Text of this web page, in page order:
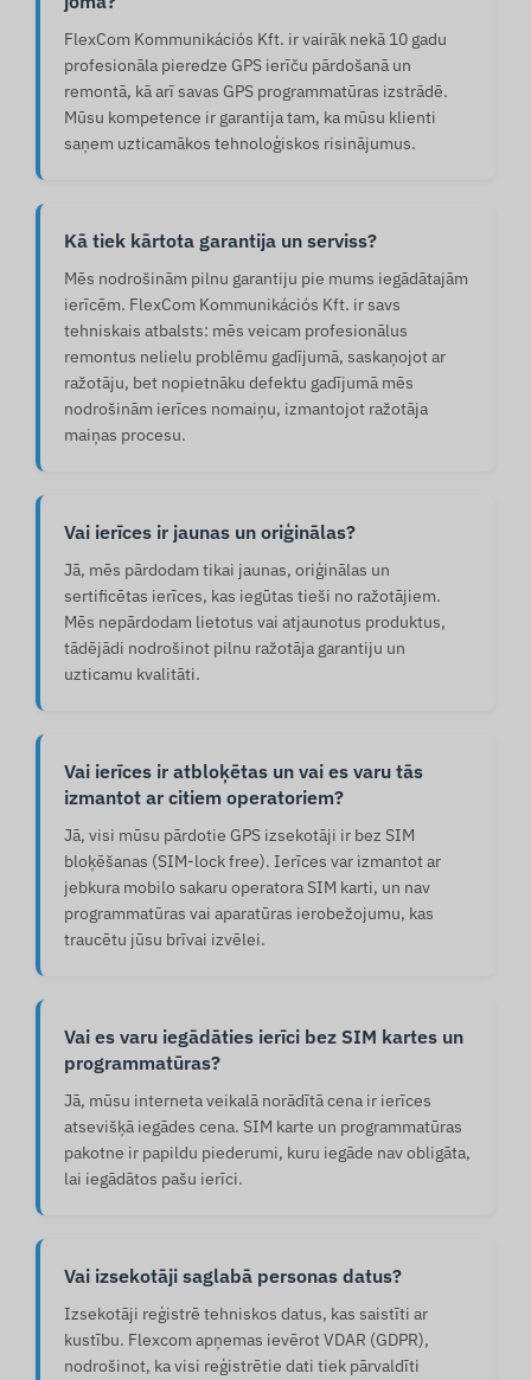
FlexCom Kommunikációs Kft. ir vairāk nekā 10 gadu
profesionāla pieredze GPS ierīču pārdošanā un
remontā, kā arī savas GPS programmatūras izstrādē.
Mūsu kompetence ir garantija tam, ka mūsu klienti
saņem uzticamākos tehnoloģiskos risinājumus.
Kā tiek kārtota garantija un serviss?
Mēs nodrošinām pilnu garantiju pie mums iegādātajām
ierīcēm. FlexCom Kommunikációs Kft. ir savs
tehniskais atbalsts: mēs veicam profesionālus
remontus nelielu problēmu gadījumā, saskaņojot ar
ražotāju, bet nopietnāku defektu gadījumā mēs
nodrošinām ierīces nomaiņu, izmantojot ražotāja
maiņas procesu.
Vai ierīces ir jaunas un oriģinālas?
Jā, mēs pārdodam tikai jaunas, oriģinālas un
sertificētas ierīces, kas iegūtas tieši no ražotājiem.
Mēs nepārdodam lietotus vai atjaunotus produktus,
tādējādi nodrošinot pilnu ražotāja garantiju un
uzticamu kvalitāti.
Vai ierīces ir atbloķētas un vai es varu tās
izmantot ar citiem operatoriem?
Jā, visi mūsu pārdotie GPS izsekotāji ir bez SIM
bloķēšanas (SIM-lock free). Ierīces var izmantot ar
jebkura mobilo sakaru operatora SIM karti, un nav
programmatūras vai aparatūras ierobežojumu, kas
traucētu jūsu brīvai izvēlei.
Vai es varu iegādāties ierīci bez SIM kartes un
programmatūras?
Jā, mūsu interneta veikalā norādītā cena ir ierīces
atsevišķā iegādes cena. SIM karte un programmatūras
pakotne ir papildu piederumi, kuru iegāde nav obligāta,
lai iegādātos pašu ierīci.
Vai izsekotāji saglabā personas datus?
Izsekotāji reģistrē tehniskos datus, kas saistīti ar
kustību. Flexcom apņemas ievērot VDAR (GDPR),
nodrošinot, ka visi reģistrētie dati tiek pārvaldīti